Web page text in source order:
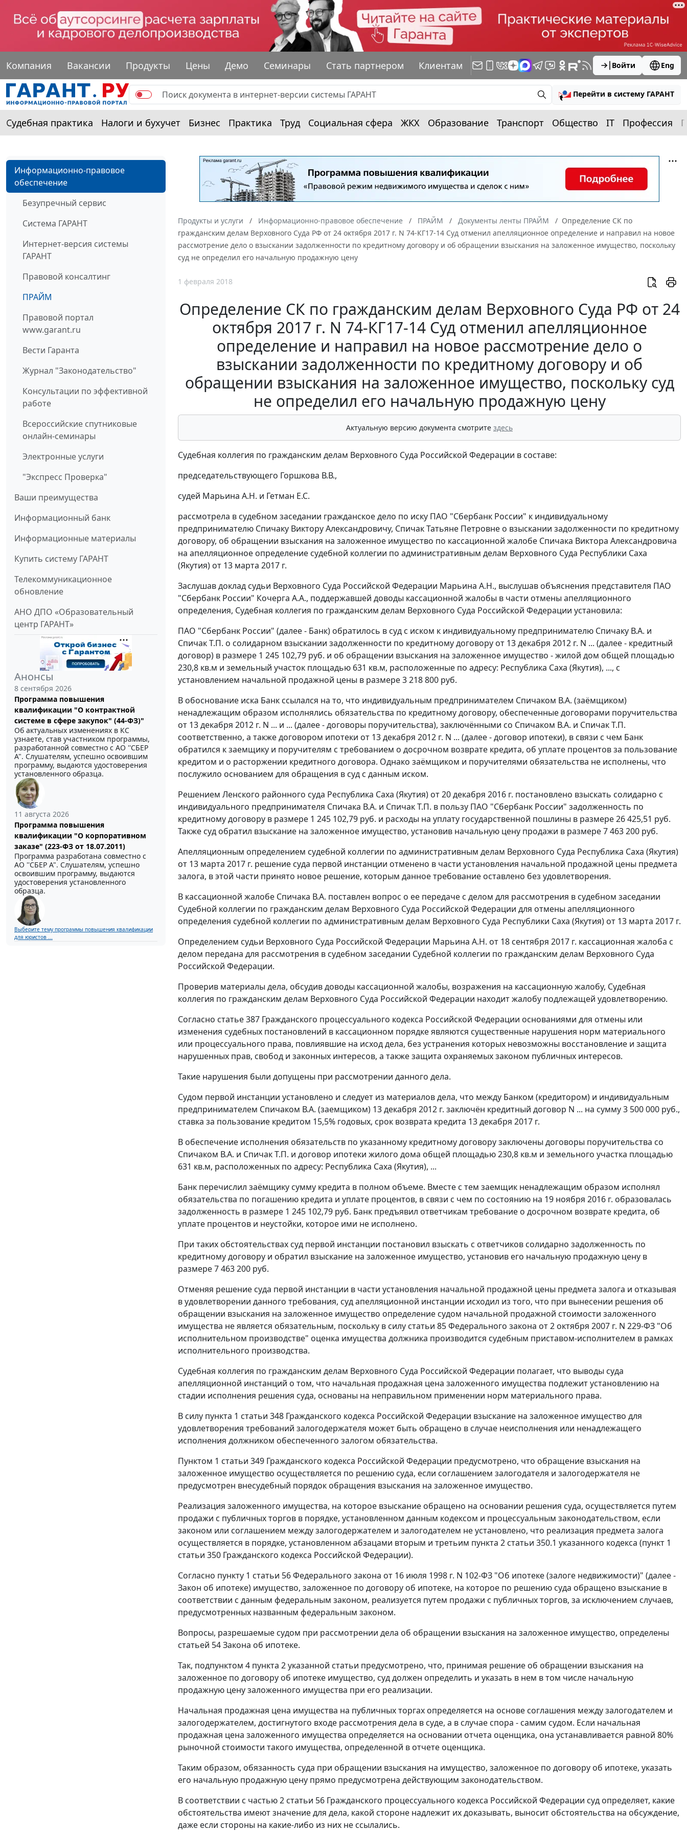
Компания Вакансии Продукты Цены Демо Семинары Стать партнером Клиентам Войти Eng
Перейти в систему ГАРАНТ
Судебная практика Налоги и бухучет Бизнес Практика Труд Социальная сфера ЖКХ Образование Транспорт Общество IT Профессия
Информационно-правовое
обеспечение
Безупречный сервис
Система ГАРАНТ
Интернет-версия системы
ГАРАНТ
Правовой консалтинг
ПРАЙМ
Правовой портал
www.garant.ru
Вести Гаранта
Журнал "Законодательство"
Консультации по эффективной
работе
Всероссийские спутниковые
онлайн-семинары
Электронные услуги
"Экспресс Проверка"
Ваши преимущества
Информационный банк
Информационные материалы
Купить систему ГАРАНТ
Телекоммуникационное
обновление
АНО ДПО «Образовательный
центр ГАРАНТ»
Анонсы
8 сентября 2026
Программа повышения
квалификации "О контрактной
системе в сфере закупок" (44-ФЗ)"
Об актуальных изменениях в КС
узнаете, став участником программы,
разработанной совместно с АО ''СБЕР
А". Слушателям, успешно освоившим
программу, выдаются удостоверения
установленного образца.
11 августа 2026
Программа повышения
квалификации "О корпоративном
заказе" (223-ФЗ от 18.07.2011)
Программа разработана совместно с
АО ''СБЕР А". Слушателям, успешно
освоившим программу, выдаются
удостоверения установленного
образца.
Выберите тему программы повышения квалификации
для юристов ...
Продукты и услуги Информационно-правовое обеспечение ПРАЙМ Документы ленты ПРАЙМ
Определение СК по
гражданским делам Верховного Суда РФ от 24 октября 2017 г. N 74-КГ17-14 Суд отменил апелляционное определение и направил на новое
рассмотрение дело о взыскании задолженности по кредитному договору и об обращении взыскания на заложенное имущество, поскольку
суд не определил его начальную продажную цену
1 февраля 2018
Определение СК по гражданским делам Верховного Суда РФ от 24
октября 2017 г. N 74-КГ17-14 Суд отменил апелляционное
определение и направил на новое рассмотрение дело о
взыскании задолженности по кредитному договору и об
обращении взыскания на заложенное имущество, поскольку суд
не определил его начальную продажную цену
Актуальную версию документа смотрите здесь
Судебная коллегия по гражданским делам Верховного Суда Российской Федерации в составе:
председательствующего Горшкова В.В.,
судей Марьина А.Н. и Гетман Е.С.
рассмотрела в судебном заседании гражданское дело по иску ПАО "Сбербанк России" к индивидуальному
предпринимателю Спичаку Виктору Александровичу, Спичак Татьяне Петровне о взыскании задолженности по кредитному
договору, об обращении взыскания на заложенное имущество по кассационной жалобе Спичака Виктора Александровича
на апелляционное определение судебной коллегии по административным делам Верховного Суда Республики Саха
(Якутия) от 13 марта 2017 г.
Заслушав доклад судьи Верховного Суда Российской Федерации Марьина А.Н., выслушав объяснения представителя ПАО
"Сбербанк России" Кочерга А.А., поддержавшей доводы кассационной жалобы в части отмены апелляционного
определения, Судебная коллегия по гражданским делам Верховного Суда Российской Федерации установила:
ПАО "Сбербанк России" (далее - Банк) обратилось в суд с иском к индивидуальному предпринимателю Спичаку В.А. и
Спичак Т.П. о солидарном взыскании задолженности по кредитному договору от 13 декабря 2012 г. N ... (далее - кредитный
договор) в размере 1 245 102,79 руб. и об обращении взыскания на заложенное имущество - жилой дом общей площадью
230,8 кв.м и земельный участок площадью 631 кв.м, расположенные по адресу: Республика Саха (Якутия), ..., с
установлением начальной продажной цены в размере 3 218 800 руб.
В обоснование иска Банк ссылался на то, что индивидуальным предпринимателем Спичаком В.А. (заёмщиком)
ненадлежащим образом исполнялись обязательства по кредитному договору, обеспеченные договорами поручительства
от 13 декабря 2012 г. N ... и ... (далее - договоры поручительства), заключёнными со Спичаком В.А. и Спичак Т.П.
соответственно, а также договором ипотеки от 13 декабря 2012 г. N ... (далее - договор ипотеки), в связи с чем Банк
обратился к заемщику и поручителям с требованием о досрочном возврате кредита, об уплате процентов за пользование
кредитом и о расторжении кредитного договора. Однако заёмщиком и поручителями обязательства не исполнены, что
послужило основанием для обращения в суд с данным иском.
Решением Ленского районного суда Республика Саха (Якутия) от 20 декабря 2016 г. постановлено взыскать солидарно с
индивидуального предпринимателя Спичака В.А. и Спичак Т.П. в пользу ПАО "Сбербанк России" задолженность по
кредитному договору в размере 1 245 102,79 руб. и расходы на уплату государственной пошлины в размере 26 425,51 руб.
Также суд обратил взыскание на заложенное имущество, установив начальную цену продажи в размере 7 463 200 руб.
Апелляционным определением судебной коллегии по административным делам Верховного Суда Республика Саха (Якутия)
от 13 марта 2017 г. решение суда первой инстанции отменено в части установления начальной продажной цены предмета
залога, в этой части принято новое решение, которым данное требование оставлено без удовлетворения.
В кассационной жалобе Спичака В.А. поставлен вопрос о ее передаче с делом для рассмотрения в судебном заседании
Судебной коллегии по гражданским делам Верховного Суда Российской Федерации для отмены апелляционного
определения судебной коллегии по административным делам Верховного Суда Республики Саха (Якутия) от 13 марта 2017 г.
Определением судьи Верховного Суда Российской Федерации Марьина А.Н. от 18 сентября 2017 г. кассационная жалоба с
делом передана для рассмотрения в судебном заседании Судебной коллегии по гражданским делам Верховного Суда
Российской Федерации.
Проверив материалы дела, обсудив доводы кассационной жалобы, возражения на кассационную жалобу, Судебная
коллегия по гражданским делам Верховного Суда Российской Федерации находит жалобу подлежащей удовлетворению.
Согласно статье 387 Гражданского процессуального кодекса Российской Федерации основаниями для отмены или
изменения судебных постановлений в кассационном порядке являются существенные нарушения норм материального
или процессуального права, повлиявшие на исход дела, без устранения которых невозможны восстановление и защита
нарушенных прав, свобод и законных интересов, а также защита охраняемых законом публичных интересов.
Такие нарушения были допущены при рассмотрении данного дела.
Судом первой инстанции установлено и следует из материалов дела, что между Банком (кредитором) и индивидуальным
предпринимателем Спичаком В.А. (заемщиком) 13 декабря 2012 г. заключён кредитный договор N ... на сумму 3 500 000 руб.,
ставка за пользование кредитом 15,5% годовых, срок возврата кредита 13 декабря 2017 г.
В обеспечение исполнения обязательств по указанному кредитному договору заключены договоры поручительства со
Спичаком В.А. и Спичак Т.П. и договор ипотеки жилого дома общей площадью 230,8 кв.м и земельного участка площадью
631 кв.м, расположенных по адресу: Республика Саха (Якутия), ...
Банк перечислил заёмщику сумму кредита в полном объеме. Вместе с тем заемщик ненадлежащим образом исполнял
обязательства по погашению кредита и уплате процентов, в связи с чем по состоянию на 19 ноября 2016 г. образовалась
задолженность в размере 1 245 102,79 руб. Банк предъявил ответчикам требование о досрочном возврате кредита, об
уплате процентов и неустойки, которое ими не исполнено.
При таких обстоятельствах суд первой инстанции постановил взыскать с ответчиков солидарно задолженность по
кредитному договору и обратил взыскание на заложенное имущество, установив его начальную продажную цену в
размере 7 463 200 руб.
Отменяя решение суда первой инстанции в части установления начальной продажной цены предмета залога и отказывая
в удовлетворении данного требования, суд апелляционной инстанции исходил из того, что при вынесении решения об
обращении взыскания на заложенное имущество определение судом начальной продажной стоимости заложенного
имущества не является обязательным, поскольку в силу статьи 85 Федерального закона от 2 октября 2007 г. N 229-ФЗ "Об
исполнительном производстве" оценка имущества должника производится судебным приставом-исполнителем в рамках
исполнительного производства.
Судебная коллегия по гражданским делам Верховного Суда Российской Федерации полагает, что выводы суда
апелляционной инстанций о том, что начальная продажная цена заложенного имущества подлежит установлению на
стадии исполнения решения суда, основаны на неправильном применении норм материального права.
В силу пункта 1 статьи 348 Гражданского кодекса Российской Федерации взыскание на заложенное имущество для
удовлетворения требований залогодержателя может быть обращено в случае неисполнения или ненадлежащего
исполнения должником обеспеченного залогом обязательства.
Пунктом 1 статьи 349 Гражданского кодекса Российской Федерации предусмотрено, что обращение взыскания на
заложенное имущество осуществляется по решению суда, если соглашением залогодателя и залогодержателя не
предусмотрен внесудебный порядок обращения взыскания на заложенное имущество.
Реализация заложенного имущества, на которое взыскание обращено на основании решения суда, осуществляется путем
продажи с публичных торгов в порядке, установленном данным кодексом и процессуальным законодательством, если
законом или соглашением между залогодержателем и залогодателем не установлено, что реализация предмета залога
осуществляется в порядке, установленном абзацами вторым и третьим пункта 2 статьи 350.1 указанного кодекса (пункт 1
статьи 350 Гражданского кодекса Российской Федерации).
Согласно пункту 1 статьи 56 Федерального закона от 16 июля 1998 г. N 102-ФЗ "Об ипотеке (залоге недвижимости)" (далее -
Закон об ипотеке) имущество, заложенное по договору об ипотеке, на которое по решению суда обращено взыскание в
соответствии с данным федеральным законом, реализуется путем продажи с публичных торгов, за исключением случаев,
предусмотренных названным федеральным законом.
Вопросы, разрешаемые судом при рассмотрении дела об обращении взыскания на заложенное имущество, определены
статьей 54 Закона об ипотеке.
Так, подпунктом 4 пункта 2 указанной статьи предусмотрено, что, принимая решение об обращении взыскания на
заложенное по договору об ипотеке имущество, суд должен определить и указать в нем в том числе начальную
продажную цену заложенного имущества при его реализации.
Начальная продажная цена имущества на публичных торгах определяется на основе соглашения между залогодателем и
залогодержателем, достигнутого входе рассмотрения дела в суде, а в случае спора - самим судом. Если начальная
продажная цена заложенного имущества определяется на основании отчета оценщика, она устанавливается равной 80%
рыночной стоимости такого имущества, определенной в отчете оценщика.
Таким образом, обязанность суда при обращении взыскания на имущество, заложенное по договору об ипотеке, указать
его начальную продажную цену прямо предусмотрена действующим законодательством.
В соответствии с частью 2 статьи 56 Гражданского процессуального кодекса Российской Федерации суд определяет, какие
обстоятельства имеют значение для дела, какой стороне надлежит их доказывать, выносит обстоятельства на обсуждение,
даже если стороны на какие-либо из них не ссылались.